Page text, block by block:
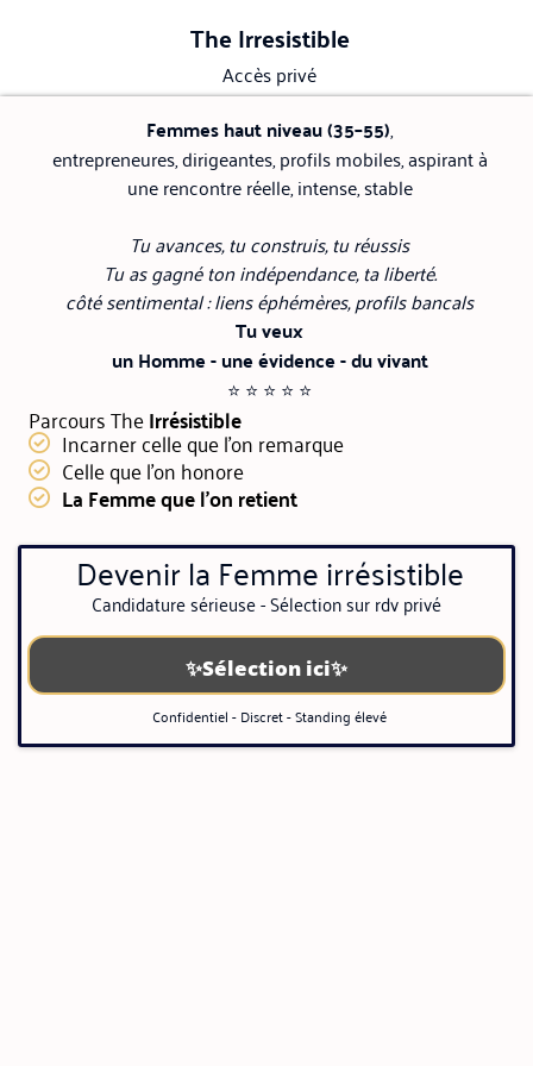
The Irresistible
Accès privé
Femmes haut niveau (35–55),
entrepreneures, dirigeantes, profils mobiles, aspirant à
une rencontre réelle, intense, stable
Tu avances, tu construis, tu réussis
Tu as gagné ton indépendance, ta liberté.
côté sentimental : liens éphémères, profils bancals
Tu veux
un Homme - une évidence - du vivant
⭐ ⭐ ⭐ ⭐ ⭐
Parcours TheIrrésistible
Incarner celle que l’on remarque
Celle que l’on honore
La Femme que l’on retient
Devenir la Femme irrésistible
Candidature sérieuse - Sélection sur rdv privé
✨Sélection ici✨
Confidentiel - Discret - Standing élevé